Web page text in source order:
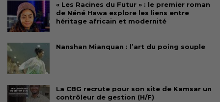
« Les Racines du Futur » : le premier roman
de Néné Hawa explore les liens entre
héritage africain et modernité
Nanshan Mianquan : l’art du poing souple
La CBG recrute pour son site de Kamsar un
contrôleur de gestion (H/F)